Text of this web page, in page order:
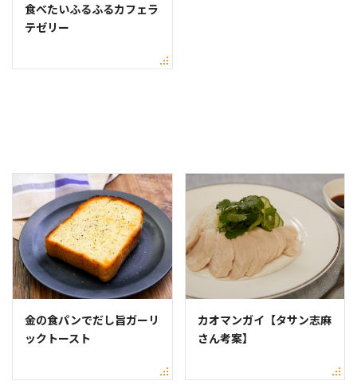
食べたいふるふるカフェラ
テゼリー
金の食パンでだし旨ガーリ
ックトースト
カオマンガイ【タサン志麻
さん考案】